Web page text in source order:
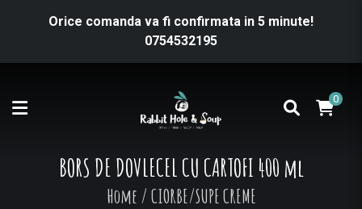
Orice comanda va fi confirmata in 5 minute!
0754532195
0
BORS DE DOVLECEL CU CARTOFI 400 ml
Home / CIORBE/SUPE CREME